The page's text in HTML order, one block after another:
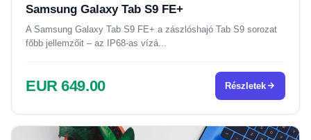
Samsung Galaxy Tab S9 FE+
A Samsung Galaxy Tab S9 FE+ a zászlóshajó Tab S9 sorozat
főbb jellemzőit – az IP68-as vízá...
EUR 649.00 Részletek